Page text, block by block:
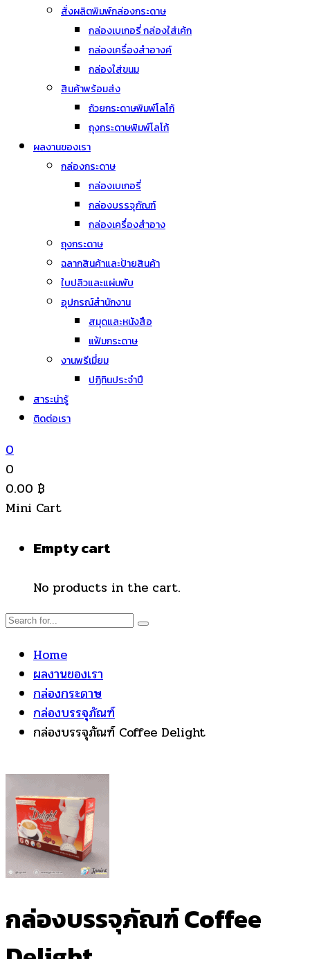
สั่งผลิตพิมพ์กล่องกระดาษ
กล่องเบเกอรี่ กล่องใส่เค้ก
กล่องเครื่องสำอางค์
กล่องใส่ขนม
สินค้าพร้อมส่ง
ถ้วยกระดาษพิมพ์โลโก้
ถุงกระดาษพิมพ์โลโก้
ผลงานของเรา
กล่องกระดาษ
กล่องเบเกอรี่
กล่องบรรจุภัณฑ์
กล่องเครื่องสำอาง
ถุงกระดาษ
ฉลากสินค้าและป้ายสินค้า
ใบปลิวและแผ่นพับ
อุปกรณ์สำนักงาน
สมุดและหนังสือ
แฟ้มกระดาษ
งานพรีเมี่ยม
ปฏิทินประจำปี
สาระน่ารู้
ติดต่อเรา
0
0
0.00 ฿
Mini Cart
Empty cart
No products in the cart.
Home
ผลงานของเรา
กล่องกระดาษ
กล่องบรรจุภัณฑ์
กล่องบรรจุภัณฑ์ Coffee Delight
กล่องบรรจุภัณฑ์ Coffee